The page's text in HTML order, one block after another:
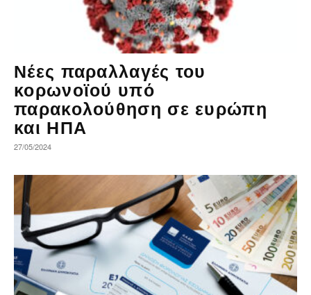
Νέες παραλλαγές του
κορωνοϊού υπό
παρακολούθηση σε ευρώπη
και ΗΠΑ
27/05/2024